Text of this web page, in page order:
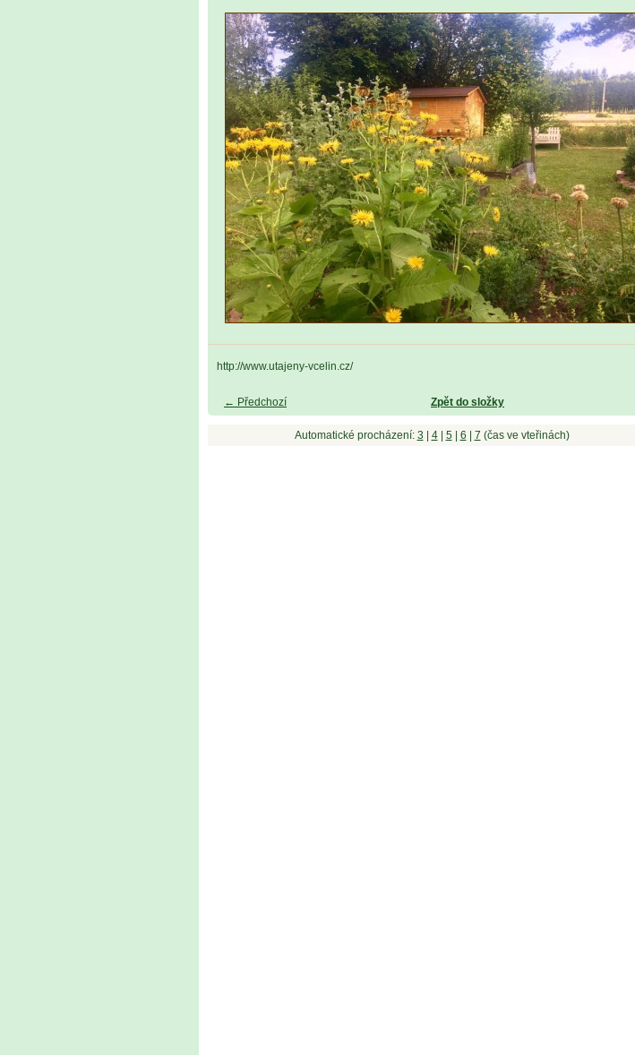
http://www.utajeny-vcelin.cz/
← Předchozí Zpět do složky
Automatické procházení: 3 4| 5| 6 7 (čas ve vteřinách)